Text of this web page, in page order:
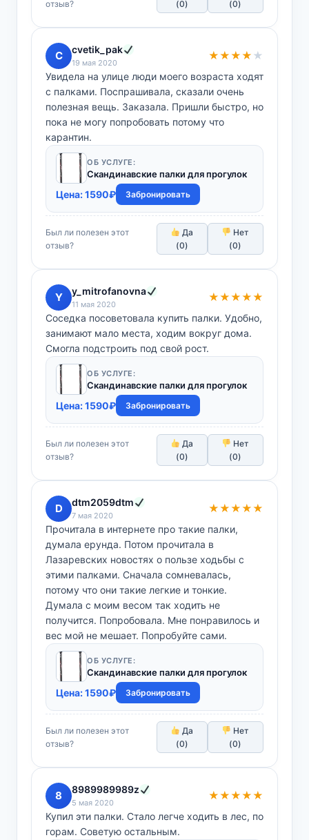
отзыв? (0) (0)
C cvetik_pak
19 мая 2020
★★★★ ★
Увидела на улице люди моего возраста ходят
с палками. Поспрашивала, сказали очень
полезная вещь. Заказала. Пришли быстро, но
пока не могу попробовать потому что
карантин.
ОБ УСЛУГЕ:
Скандинавские палки для прогулок
Цена:1590₽ Забронировать
Был ли полезен этот
отзыв?
Да
(0)
Нет
(0)
Y y_mitrofanovna
11 мая 2020
★★★★★
Соседка посоветовала купить палки. Удобно,
занимают мало места, ходим вокруг дома.
Смогла подстроить под свой рост.
ОБ УСЛУГЕ:
Скандинавские палки для прогулок
Цена:1590₽ Забронировать
Был ли полезен этот
отзыв?
Да
(0)
Нет
(0)
D dtm2059dtm
7 мая 2020
★★★★★
Прочитала в интернете про такие палки,
думала ерунда. Потом прочитала в
Лазаревских новостях о пользе ходьбы с
этими палками. Сначала сомневалась,
потому что они такие легкие и тонкие.
Думала с моим весом так ходить не
получится. Попробовала. Мне понравилось и
вес мой не мешает. Попробуйте сами.
ОБ УСЛУГЕ:
Скандинавские палки для прогулок
Цена:1590₽ Забронировать
Был ли полезен этот
отзыв?
Да
(0)
Нет
(0)
8 8989989989z
5 мая 2020
★★★★★
Купил эти палки. Стало легче ходить в лес, по
горам. Советую остальным.